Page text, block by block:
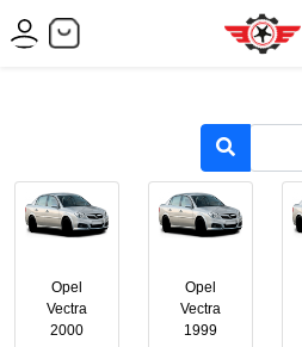
Opel
Vectra
1999
Opel
Vectra
2000